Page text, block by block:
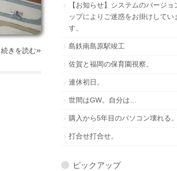
続きを読む»
【お知らせ】システムのバージョ
ップによりご迷惑をお掛けしてい
す。
島鉄南島原駅竣工
佐賀と福岡の保育園視察。
連休初日。
世間はGW。自分は…
購入から5年目のパソコン壊れる。
打合せ打合せ。
ピックアップ